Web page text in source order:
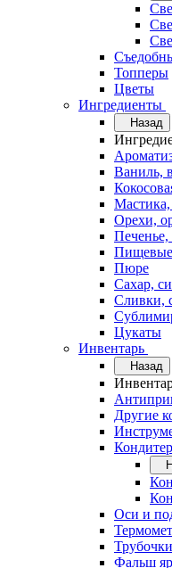
Топперы
Цветы
Ингредиенты
Назад
Ваниль,
Орехи,
Печенье,
Пищевые
Пюре
Сахар,
Сливки,
Цукаты
Инвентарь
Назад
Другие
Оси и
Фальш